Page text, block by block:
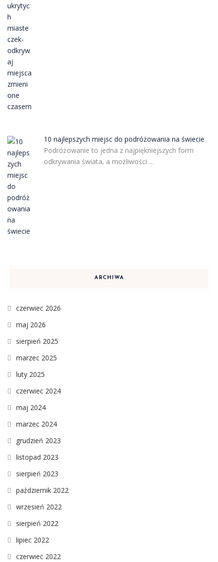
10 najlepszych miejsc do podróżowania na świecie
Podróżowanie to jedna z najpiękniejszych form
odkrywania świata, a możliwości …
ARCHIWA
czerwiec 2026
maj 2026
sierpień 2025
marzec 2025
luty 2025
czerwiec 2024
maj 2024
marzec 2024
grudzień 2023
listopad 2023
sierpień 2023
październik 2022
wrzesień 2022
sierpień 2022
lipiec 2022
czerwiec 2022